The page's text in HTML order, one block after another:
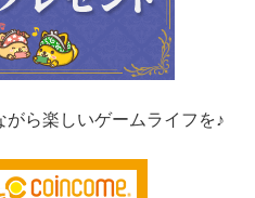
ら楽しいゲームライフを♪